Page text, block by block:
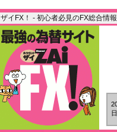
ザイFX！ - 初心者必見のFX総合情